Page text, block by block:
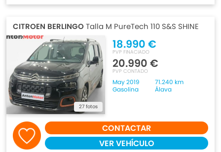
CITROEN BERLINGOTalla M PureTech 110 S&S SHINE
27 fotos
18.990 €
PVP FINACIADO
20.990 €
PVP CONTADO
May 2019
71.240 km
Gasolina
Álava
CONTACTAR
VER VEHÍCULO